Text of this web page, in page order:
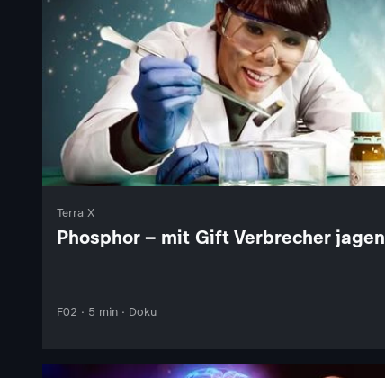
Terra X
Phosphor – mit Gift Verbrecher jagen
F02 · 5 min · Doku